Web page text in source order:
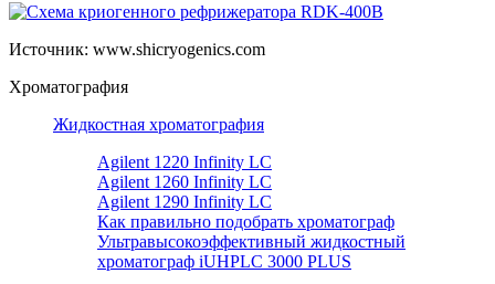
Источник: www.shicryogenics.com
Хроматография
Жидкостная хроматография
Agilent 1220 Infinity LC
Agilent 1260 Infinity LC
Agilent 1290 Infinity LC
Как правильно подобрать хроматограф
Ультравысокоэффективный жидкостный
хроматограф iUHPLC 3000 PLUS